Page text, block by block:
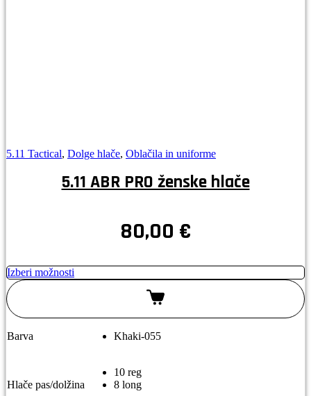
5.11 Tactical, Dolge hlače, Oblačila in uniforme
5.11 ABR PRO ženske hlače
80,00 €
Izberi možnosti
Barva Khaki-055
Hlače pas/dolžina
10 reg
8 long